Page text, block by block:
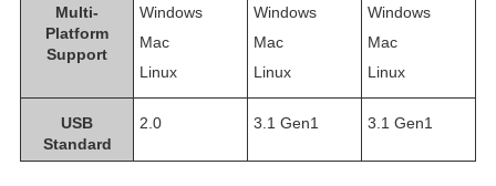
Multi-
Platform
Support
Windows
Mac
Linux
Windows
Mac
Linux
Windows
Mac
Linux
USB
Standard
2.0 3.1 Gen1 3.1 Gen1